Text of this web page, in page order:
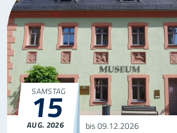
SAMSTAG
15
AUG.2026 15.08.2026
bis 09.12.2026